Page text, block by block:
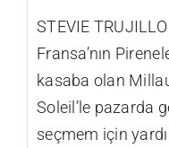
STEVIE
Fransa’nın
kasaba olan
Soleil’le pazarda
seçmem için